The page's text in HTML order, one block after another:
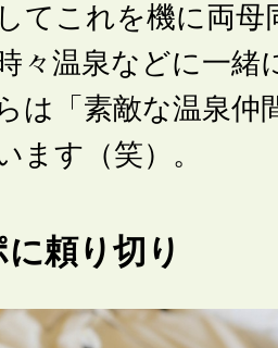
てこれを機に両母
々温泉などに一緒
は「素敵な温泉仲
ます（笑）。
頼り切り